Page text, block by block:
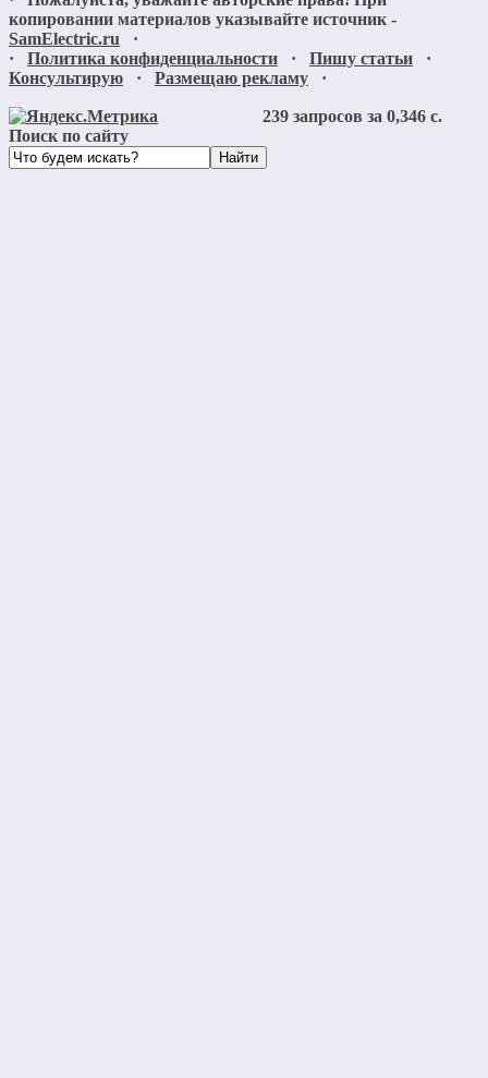
копировании материалов указывайте источник -
SamElectric.ru ·
· Политика конфиденциальности · Пишу статьи ·
Консультирую · Размещаю рекламу ·
239 запросов за 0,346 с.
Поиск по сайту